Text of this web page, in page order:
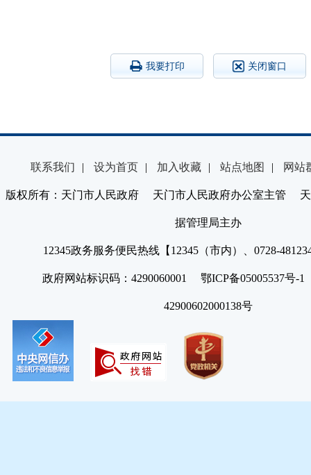
我要打印 关闭窗口
联系我们 | 设为首页 | 加入收藏 | 站点地图 | 网站
版权所有：天门市人民政府 天门市人民政府办公室主管 天
据管理局主办
12345政务服务便民热线【12345（市内）、0728-
政府网站标识码：4290060001 鄂ICP备05005537号
42900602000138号